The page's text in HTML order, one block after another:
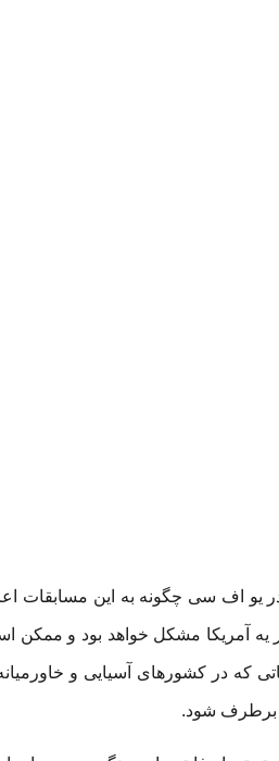
یو اف سی چگونه به این مسابقات
یه آمریکا مشکل خواهد بود و ممکن
که در کشورهای آسیایی و
برطرف شود.